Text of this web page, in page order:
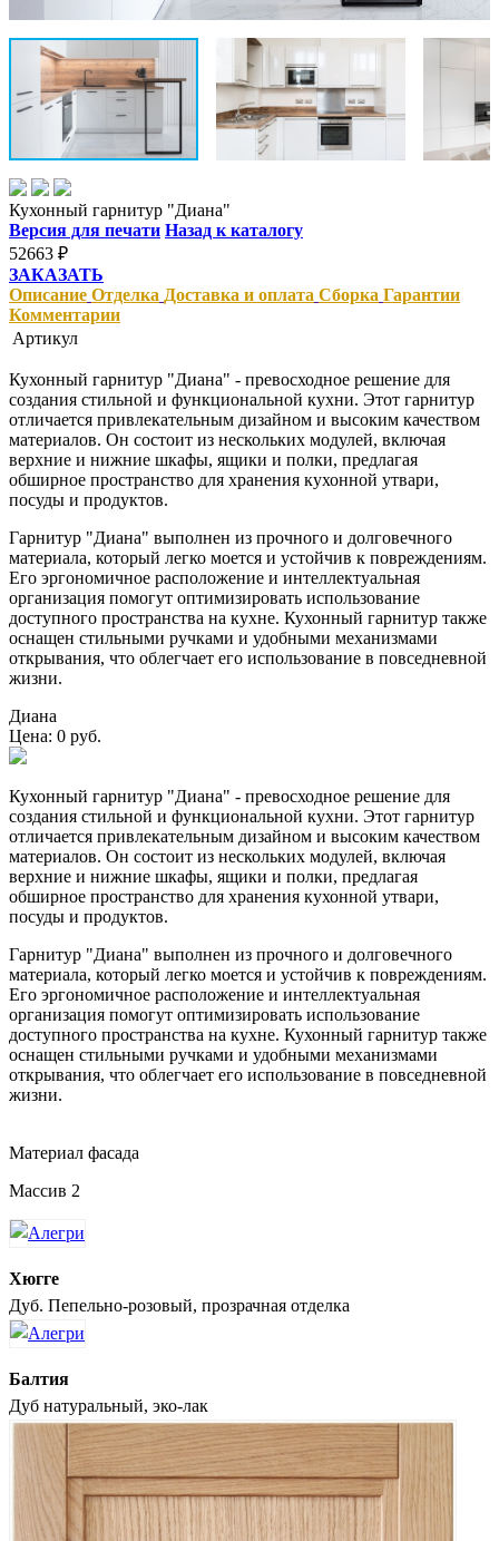
Кухонный гарнитур "Диана"
Версия для печати Назад к каталогу
52663 ₽
ЗАКАЗАТЬ
Описание Отделка Доставка и оплата Сборка Гарантии
Комментарии
Артикул
Кухонный гарнитур "Диана" - превосходное решение для
создания стильной и функциональной кухни. Этот гарнитур
отличается привлекательным дизайном и высоким качеством
материалов. Он состоит из нескольких модулей, включая
верхние и нижние шкафы, ящики и полки, предлагая
обширное пространство для хранения кухонной утвари,
посуды и продуктов.
Гарнитур "Диана" выполнен из прочного и долговечного
материала, который легко моется и устойчив к повреждениям.
Его эргономичное расположение и интеллектуальная
организация помогут оптимизировать использование
доступного пространства на кухне. Кухонный гарнитур также
оснащен стильными ручками и удобными механизмами
открывания, что облегчает его использование в повседневной
жизни.
Диана
Цена: 0 руб.
Кухонный гарнитур "Диана" - превосходное решение для
создания стильной и функциональной кухни. Этот гарнитур
отличается привлекательным дизайном и высоким качеством
материалов. Он состоит из нескольких модулей, включая
верхние и нижние шкафы, ящики и полки, предлагая
обширное пространство для хранения кухонной утвари,
посуды и продуктов.
Гарнитур "Диана" выполнен из прочного и долговечного
материала, который легко моется и устойчив к повреждениям.
Его эргономичное расположение и интеллектуальная
организация помогут оптимизировать использование
доступного пространства на кухне. Кухонный гарнитур также
оснащен стильными ручками и удобными механизмами
открывания, что облегчает его использование в повседневной
жизни.
Материал фасада
Массив 2
Хюгге
Дуб. Пепельно-розовый, прозрачная отделка
Балтия
Дуб натуральный, эко-лак